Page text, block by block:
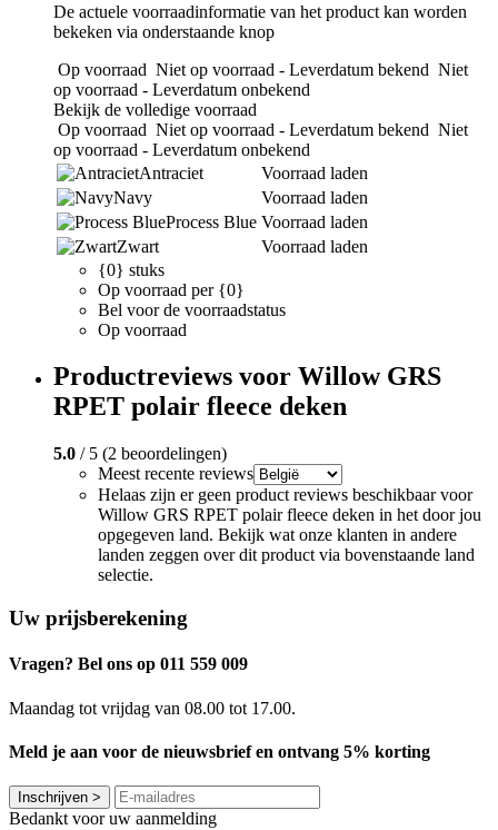
De actuele voorraadinformatie van het product kan worden
bekeken via onderstaande knop
Op voorraad Niet op voorraad - Leverdatum bekend Niet
op voorraad - Leverdatum onbekend
Bekijk de volledige voorraad
Op voorraad Niet op voorraad - Leverdatum bekend Niet
op voorraad - Leverdatum onbekend
Antraciet
Voorraad laden
Navy
Voorraad laden
Process Blue Voorraad laden
Zwart
Voorraad laden
{0} stuks
Op voorraad per {0}
Bel voor de voorraadstatus
Op voorraad
Productreviews voor Willow GRS
RPET polair fleece deken
5.0 / 5 (2 beoordelingen)
Meest recente reviews
Helaas zijn er geen product reviews beschikbaar voor
Willow GRS RPET polair fleece deken in het door jou
opgegeven land. Bekijk wat onze klanten in andere
landen zeggen over dit product via bovenstaande land
selectie.
Uw prijsberekening
Vragen? Bel ons op 011 559 009
Maandag tot vrijdag van 08.00 tot 17.00.
Meld je aan voor de nieuwsbrief en ontvang 5% korting
Inschrijven >
Bedankt voor uw aanmelding